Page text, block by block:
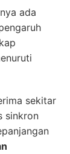
ada
sekitar
sinkron